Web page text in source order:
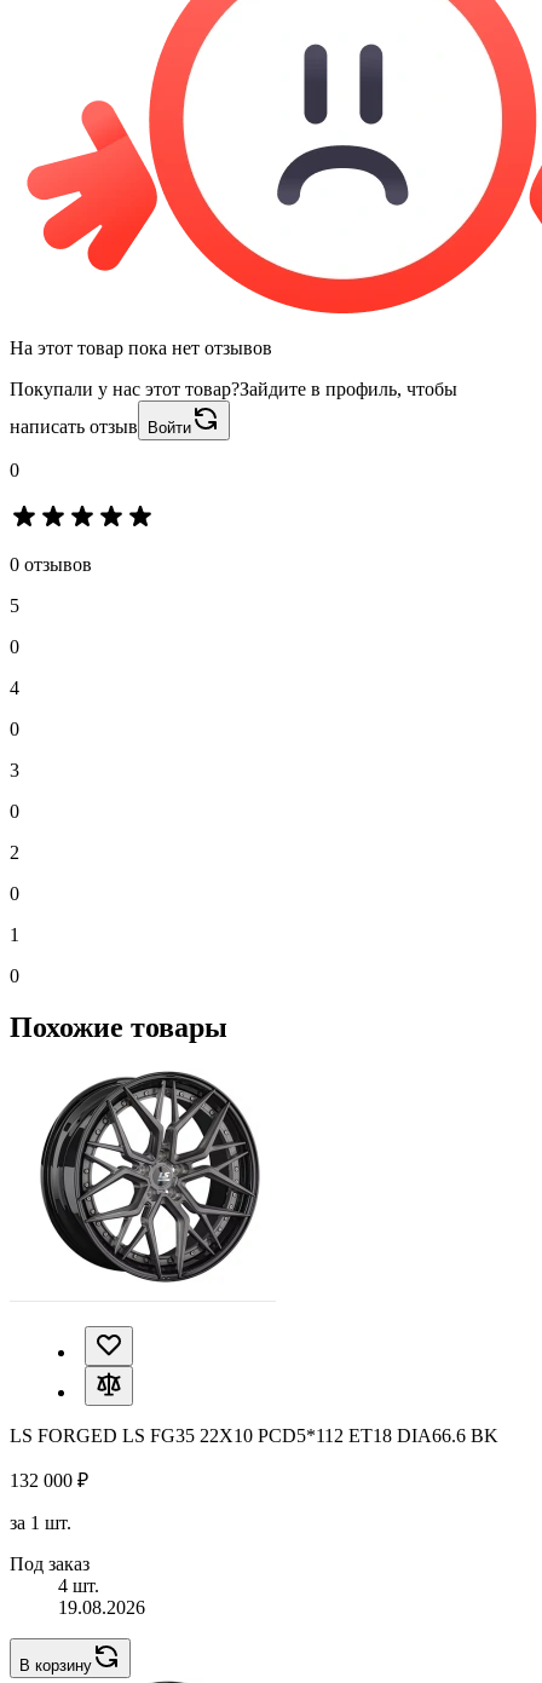
На этот товар пока нет отзывов
Покупали у нас этот товар?Зайдите в профиль, чтобы
написать отзыв
Войти
0
0 отзывов
5
0
4
0
3
0
2
0
1
0
Похожие товары
LS FORGED LS FG35 22X10 PCD5*112 ET18 DIA66.6 BK
132 000 ₽
за 1 шт.
Под заказ
4 шт.
19.08.2026
В корзину